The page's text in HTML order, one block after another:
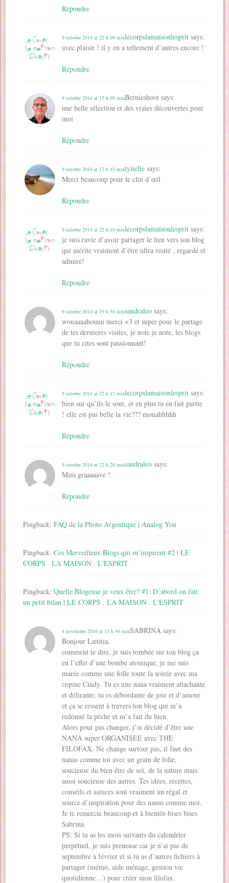
Répondre
lecorpslamaisonlesprit says:
9 octobre 2014 at 22 h 09 min
avec plaisir ! il y en a tellement d’autres encore !
Répondre
Bernieshoot says:
9 octobre 2014 at 15 h 05 min
une belle sélection et des vraies découvertes pour
moi
Répondre
tyitelle says:
9 octobre 2014 at 17 h 43 min
Merci beaucoup pour le clin d’œil
Répondre
lecorpslamaisonlesprit says:
9 octobre 2014 at 22 h 10 min
je suis ravie d’avoir partager le lien vers ton blog
qui mérite vraiment d’être ultra visité , regardé et
admiré!
Répondre
sandraleo says:
9 octobre 2014 at 19 h 56 min
wouaaaahouuu merci <3 et super pour le partage
de tes dernieres visites, je note je note, les blogs
que tu cites sont passionnant!
Répondre
lecorpslamaisonlesprit says:
9 octobre 2014 at 22 h 12 min
bien sur qu’ils le sont, et en plus tu en fait partie
! elle est pas belle la vie??? mouahhhhh
Répondre
sandraleo says:
9 octobre 2014 at 22 h 20 min
Mais graaaaave !
Répondre
Pingback:FAQ de la Photo Argentique | Analog You
Pingback:Ces Merveilleux Blogs qui m’inspirent #2 | LE
CORPS . LA MAISON . L'ESPRIT
Pingback:Quelle Blogeuse je veux être? #1: D’abord on fait
un petit bilan | LE CORPS . LA MAISON . L'ESPRIT
SABRINA says:
4 novembre 2016 at 11 h 46 min
Bonjour Lætitia,
comment te dire, je suis tombée sur ton blog ça
eu l’effet d’une bombe atomique, je me suis
marée comme une folle toute la soirée avec ma
copine Cindy. Tu es une nana vraiment attachante
et délirante, tu es débordante de joie et d’amour
et ça se ressent à travers ton blog qui m’a
redonné la pêche et m’a fait du bien.
Alors pour pas changer, j’ai décidé d’être une
NANA super ORGANISEE avec THE
FILOFAX. Ne change surtout pas, il faut des
nanas comme toi avec un grain de folie,
soucieuse du bien être de soi, de la nature mais
aussi soucieuse des autres. Tes idées, recettes,
conseils et astuces sont vraiment un régal et
source d’inspiration pour des nanas comme moi.
Je te remercie beaucoup et à bientôt-bises bises
Sabrina.
PS: Si tu as les mois suivants du calendrier
perpétuel, je suis preneuse car je n’ai pas de
septembre à février et si tu as d’autres fichiers à
partager (mémo, aide ménage, gestion vie
quotidienne…) pour créer mon filofax.